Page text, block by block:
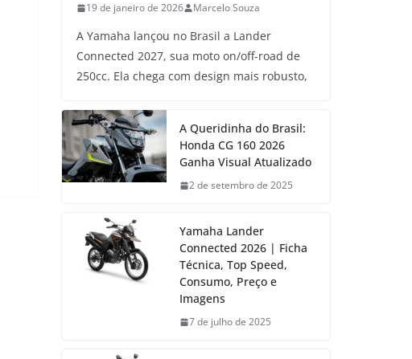
19 de janeiro de 2026 Marcelo Souza
A Yamaha lançou no Brasil a Lander
Connected 2027, sua moto on/off-road de
250cc. Ela chega com design mais robusto,
A Queridinha do Brasil:
Honda CG 160 2026
Ganha Visual Atualizado
2 de setembro de 2025
Yamaha Lander
Connected 2026 | Ficha
Técnica, Top Speed,
Consumo, Preço e
Imagens
7 de julho de 2025